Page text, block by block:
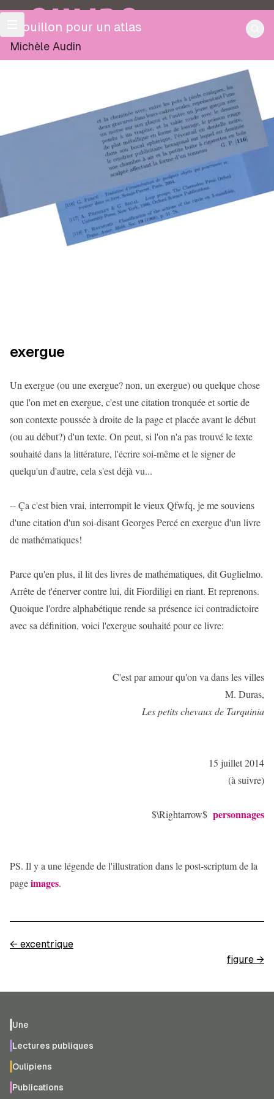
OULIPO
Brouillon pour un atlas
Michèle Audin
exergue
Un exergue (ou une exergue? non, un exergue) ou quelque chose
que l'on met en exergue, c'est une citation tronquée et sortie de
son contexte poussée à droite de la page et placée avant le début
(ou au début?) d'un texte. On peut, si l'on n'a pas trouvé le texte
souhaité dans la littérature, l'écrire soi-même et le signer de
quelqu'un d'autre, cela s'est déjà vu...
-- Ça c'est bien vrai, interrompit le vieux Qfwfq, je me souviens
d'une citation d'un soi-disant Georges Percé en exergue d'un livre
de mathématiques!
Parce qu'en plus, il lit des livres de mathématiques, dit Guglielmo.
Arrête de t'énerver contre lui, dit Fiordiligi en riant. Et reprenons.
Quoique l'ordre alphabétique rende sa présence ici contradictoire
avec sa définition, voici l'exergue souhaité pour ce livre:
C'est par amour qu'on va dans les villes
M. Duras,
Les petits chevaux de Tarquinia
15 juillet 2014
(à suivre)
$\Rightarrow$ personnages
PS. Il y a une légende de l'illustration dans le post-scriptum de la
pageimages.
← excentrique
figure →
Une
Lectures publiques
Oulipiens
Publications